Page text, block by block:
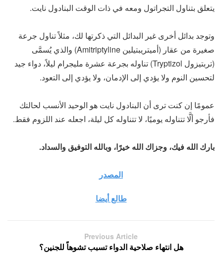
يتعلق بتناول التجراتول ومعه في ذات الوقت البنادول نايت.
وتوجد بدائل أخرى غير البدائل التي ذكرتها لك، مثلاً تناول جرعة
صغيرة من عقار (أميتريبتيلين Amitriptyline) والذي يُسمَّى
(تربتيزول Tryptizol) تناوله بجرعة عشرة مليجرام ليلاً، دواء جيد
لتحسين النوم ولا يؤدي إلى الإدمان، ولا يؤدي إلى التعود.
عمومًا إن كنت ترى أن البنادول نايت هو الوحيد الأنسب لحالتك
فأرجو ألَّا تتناوله يوميًا، لا تتناوله كل ليلة، اجعله عند اللزوم فقط.
بارك الله فيك، وجزاك الله خيرًا، وبالله التوفيق والسداد.
المصدر
طالع أيضا
Previous Article
هل انتهاء صلاحية الدواء تسبب تشوهاً للجنين؟